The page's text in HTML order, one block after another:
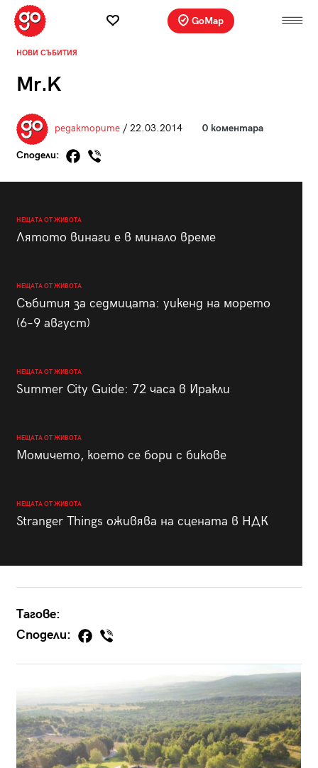
GoMap
НОВИ СЪБИТИЯ
Mr.K
редакторите/ 22.03.2014 0 коментара
Сподели:
НЕЩАТА ОТ ЖИВОТА
Лятото винаги е в минало време
НЕЩАТА ОТ ЖИВОТА
Събития за седмицата: уикенд на морето
(6–9 август)
НЕЩАТА ОТ ЖИВОТА
Summer City Guide: 72 часа в Иракли
НЕЩАТА ОТ ЖИВОТА
Момичето, което се бори с бикове
НЕЩАТА ОТ ЖИВОТА
Stranger Things оживява на сцената в НДК
Тагове:
Сподели: